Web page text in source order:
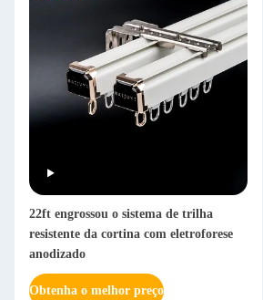
22ft engrossou o sistema de trilha
resistente da cortina com eletroforese
anodizado
Obtenha o melhor preço